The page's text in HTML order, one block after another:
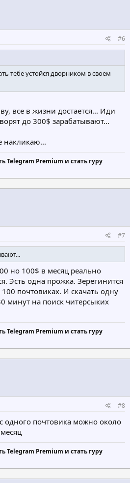
#6
тебе устойся дворником в своем
все в жизни достается... Иди
до 300$ зарабатывают...
накликаю...
Telegram Premium и стать гуру
#7
но 100$ в месяц реально
Эсть одна прожка. Зерегинится
почтовиках. И скачать одну
минут на поиск читерсыких
Telegram Premium и стать гуру
#8
одного почтовика можно около
Telegram Premium и стать гуру